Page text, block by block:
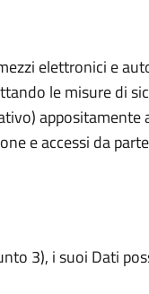
elettronici e
le misure di
appositamente
e accessi da
3), i suoi Dati